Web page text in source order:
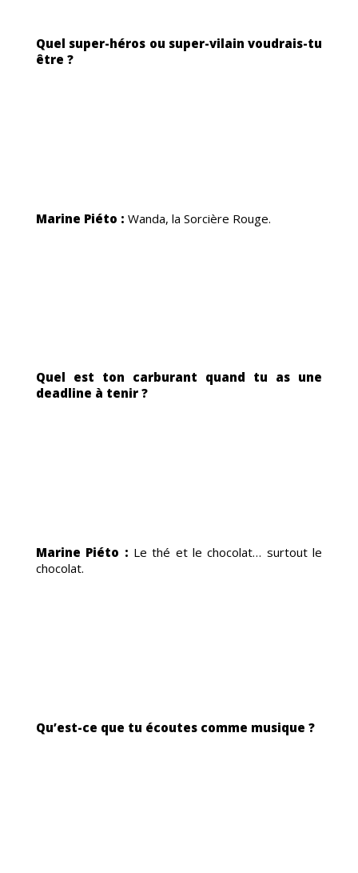
Quel super-héros ou super-vilain voudrais-tu
être ?
Marine Piéto : Wanda, la Sorcière Rouge.
Quel est ton carburant quand tu as une
deadline à tenir ?
Marine Piéto : Le thé et le chocolat… surtout le
chocolat.
Qu’est-ce que tu écoutes comme musique ?